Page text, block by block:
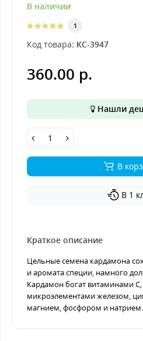
В наличии
1
Код товара: КС-3947
360.00 р.
Нашли
В
В 1
Краткое описание
Цельные семена кардамона
и аромата специи, намного
Кардамон богат витаминами С,
микроэлементами железом,
магнием, фосфором и натрием.